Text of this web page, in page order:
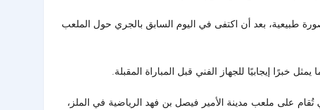
طبيعية، بعد أن اكتفى في اليوم السابق بالجري حول الملعب
خبرًا إيجابيًا للجهاز الفني قبل المباراة المقبلة.
على ملعب مدينة الأمير فيصل بن فهد الرياضية في الملز،